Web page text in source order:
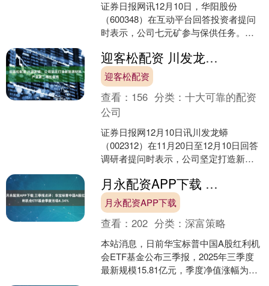
证券日报网讯12月10日，华阳股份
（600348）在互动平台回答投资者提问
时表示，公司七元矿参与保供任务。泊
担的保供任务主体。....
迎客松配资 川发龙蟒：公司坚定打造新能源材料产业第二增长曲线
迎客松配资
查看： 156 分类：十大可靠的配资
公司
证券日报网12月10日讯川发龙蟒
（002312）在11月20日至12月10日回答
调研者提问时表示，公司坚定打造新能
目进展顺利，....
月永配资APP下载 三季报点评：华宝标普中国A股红利机会ETF基金季度涨幅4.34%
月永配资APP下载
查看：202 分类：深富策略
本站消息，日前华宝标普中国A股红利机
会ETF基金公布三季报，2025年三季度
最新规模15.81亿元，季度净值涨幅为